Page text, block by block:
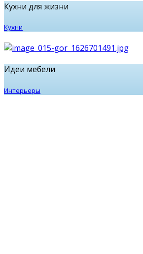
Кухни для жизни
Кухни
Идеи мебели
Интерьеры